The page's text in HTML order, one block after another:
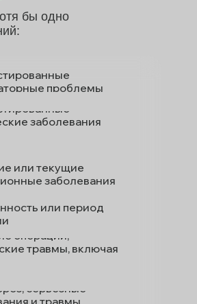
проблемы
заболевания
или период
или текущие
заболевания
серьезные
и травмы
операции,
травмы, включая
бы одно